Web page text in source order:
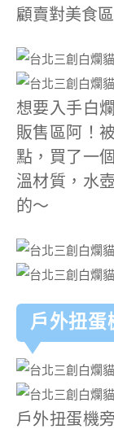
顧賣對美食
想要入手白
販售區阿！
點，買了一
溫材質，水
的～
戶外扭蛋
戶外扭蛋機